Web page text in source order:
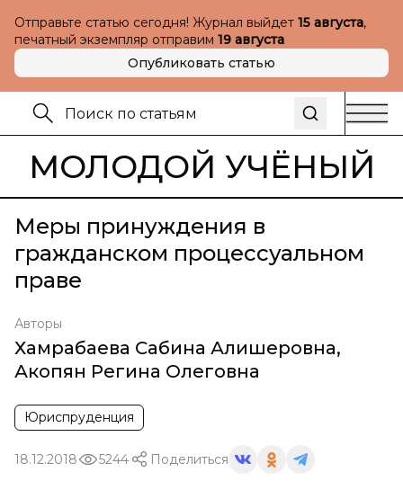
Отправьте статью сегодня! Журнал выйдет 15 августа,
печатный экземпляр отправим 19 августа
Опубликовать статью
МОЛОДОЙ УЧЁНЫЙ
Меры принуждения в
гражданском процессуальном
праве
Авторы
Хамрабаева Сабина Алишеровна,
Акопян Регина Олеговна
Юриспруденция
18.12.2018 5244 Поделиться